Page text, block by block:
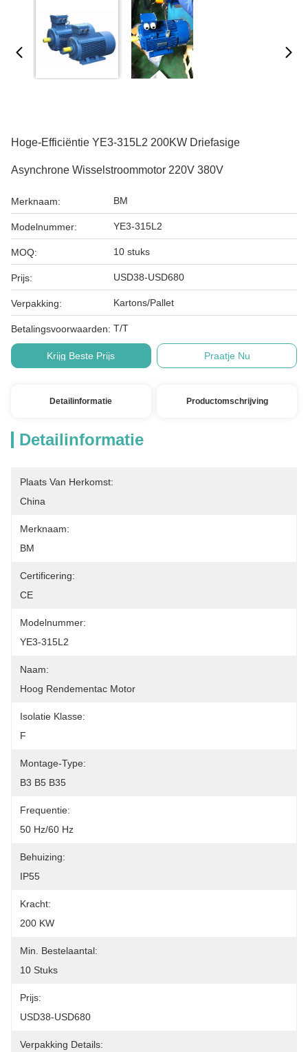
Hoge-Efficiëntie YE3-315L2 200KW Driefasige
Asynchrone Wisselstroommotor 220V 380V
Merknaam: BM
Modelnummer: YE3-315L2
MOQ: 10 stuks
Prijs: USD38-USD680
Verpakking: Kartons/Pallet
Betalingsvoorwaarden: T/T
Krijg Beste Prijs Praatje Nu
Detailinformatie Productomschrijving
Detailinformatie
Plaats Van Herkomst:
China
Merknaam:
BM
Certificering:
CE
Modelnummer:
YE3-315L2
Naam:
Hoog Rendementac Motor
Isolatie Klasse:
F
Montage-Type:
B3 B5 B35
Frequentie:
50 Hz/60 Hz
Behuizing:
IP55
Kracht:
200 KW
Min. Bestelaantal:
10 Stuks
Prijs:
USD38-USD680
Verpakking Details: